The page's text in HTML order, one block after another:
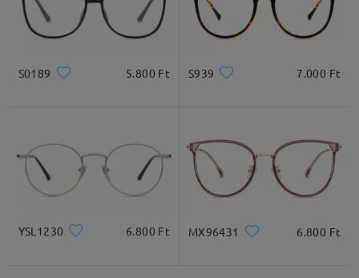
S0189 5.800 Ft S939 7.000 Ft
YSL1230 6.800 Ft MX96431 6.800 Ft